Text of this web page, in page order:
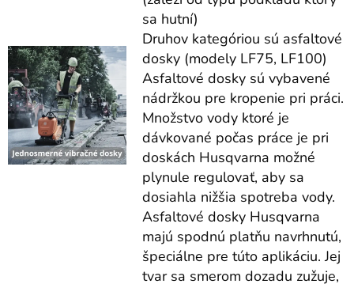
sa hutní)
Druhov kategóriou sú asfaltové
dosky (modely LF75, LF100)
Asfaltové dosky sú vybavené
nádržkou pre kropenie pri práci.
Množstvo vody ktoré je
dávkované počas práce je pri
doskách Husqvarna možné
plynule regulovať, aby sa
dosiahla nižšia spotreba vody.
Asfaltové dosky Husqvarna
majú spodnú platňu navrhnutú,
špeciálne pre túto aplikáciu. Jej
tvar sa smerom dozadu zužuje,